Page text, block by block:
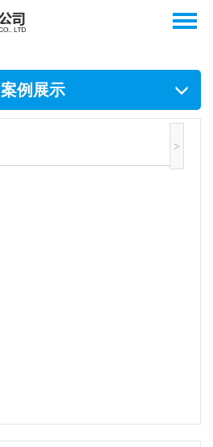
案例展示
>